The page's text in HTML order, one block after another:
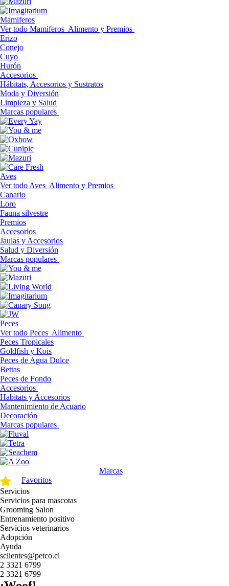
Mamiferos
Ver todo Mamiferos Alimento y Premios
Erizo
Conejo
Cuyo
Hurón
Accesorios
Hábitats, Accesorios y Sustratos
Moda y Diversión
Limpieza y Salud
Marcas populares
Aves
Ver todo Aves Alimento y Premios
Canario
Loro
Fauna silvestre
Premios
Accesorios
Jaulas y Accesorios
Salud y Diversión
Marcas populares
Peces
Ver todo Peces Alimento
Peces Tropicales
Goldfish y Kois
Peces de Agua Dulce
Bettas
Peces de Fondo
Accesorios
Habitats y Accesorios
Mantenimiento de Acuario
Decoración
Marcas populares
Marcas
Favoritos
Servicios
Servicios para mascotas
Grooming Salon
Entrenamiento positivo
Servicios veterinarios
Adopción
Ayuda
sclientes@petco.cl
2 3321 6799
2 3321 6799